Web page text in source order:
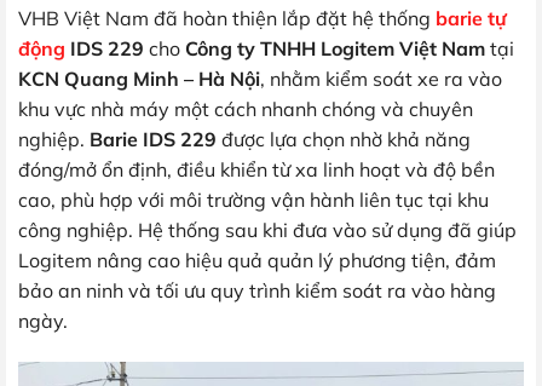
VHB Việt Nam đã hoàn thiện lắp đặt hệ thống barie tự
động IDS 229 cho Công ty TNHH Logitem Việt Nam tại
KCN Quang Minh – Hà Nội, nhằm kiểm soát xe ra vào
khu vực nhà máy một cách nhanh chóng và chuyên
nghiệp. Barie IDS 229 được lựa chọn nhờ khả năng
đóng/mở ổn định, điều khiển từ xa linh hoạt và độ bền
cao, phù hợp với môi trường vận hành liên tục tại khu
công nghiệp. Hệ thống sau khi đưa vào sử dụng đã giúp
Logitem nâng cao hiệu quả quản lý phương tiện, đảm
bảo an ninh và tối ưu quy trình kiểm soát ra vào hàng
ngày.